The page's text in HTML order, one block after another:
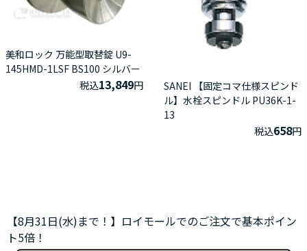
美和ロック 万能型取替錠 U9-
145HMD-1LSF BS100 シルバー
税込13,849円
SANEI 【固定コマ仕様スピンド
ル】水栓スピンドル PU36K-1-
13
税込658円
【8月31日(水)まで！】ロイモールでのご注文で基本ポイン
ト5倍！